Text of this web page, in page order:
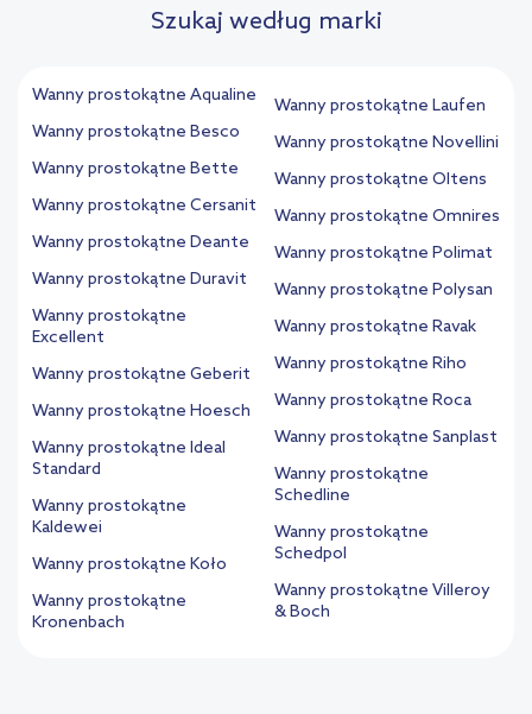
Szukaj według marki
Wanny prostokątne Aqualine
Wanny prostokątne Besco
Wanny prostokątne Bette
Wanny prostokątne Cersanit
Wanny prostokątne Deante
Wanny prostokątne Duravit
Wanny prostokątne
Excellent
Wanny prostokątne Geberit
Wanny prostokątne Hoesch
Wanny prostokątne Ideal
Standard
Wanny prostokątne
Kaldewei
Wanny prostokątne Koło
Wanny prostokątne
Kronenbach
Wanny prostokątne Laufen
Wanny prostokątne Novellini
Wanny prostokątne Oltens
Wanny prostokątne Omnires
Wanny prostokątne Polimat
Wanny prostokątne Polysan
Wanny prostokątne Ravak
Wanny prostokątne Riho
Wanny prostokątne Roca
Wanny prostokątne Sanplast
Wanny prostokątne
Schedline
Wanny prostokątne
Schedpol
Wanny prostokątne Villeroy
& Boch